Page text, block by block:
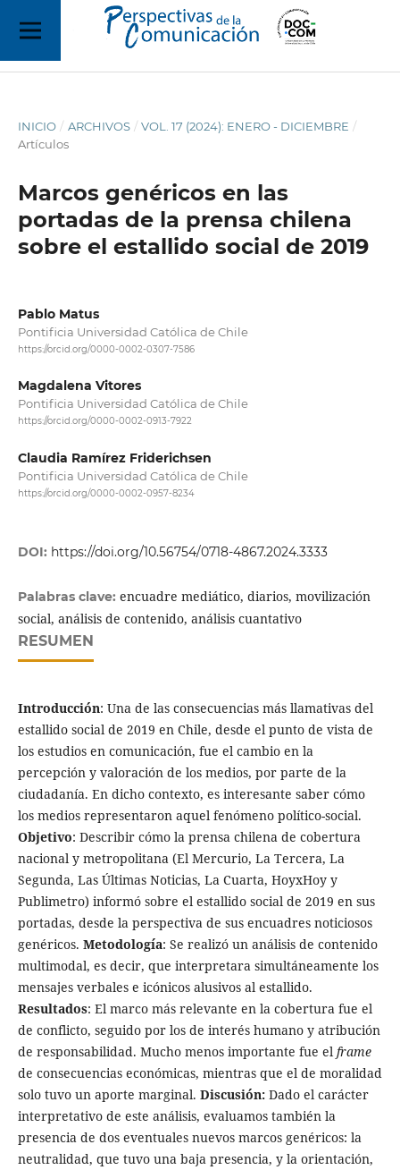
INICIO / ARCHIVOS / VOL. 17 (2024): ENERO - DICIEMBRE /
Artículos
Marcos genéricos en las
portadas de la prensa chilena
sobre el estallido social de 2019
Pablo Matus
Pontificia Universidad Católica de Chile
https://orcid.org/0000-0002-0307-7586
Magdalena Vitores
Pontificia Universidad Católica de Chile
https://orcid.org/0000-0002-0913-7922
Claudia Ramírez Friderichsen
Pontificia Universidad Católica de Chile
https://orcid.org/0000-0002-0957-8234
DOI: https://doi.org/10.56754/0718-4867.2024.3333
Palabras clave: encuadre mediático, diarios, movilización
social, análisis de contenido, análisis cuantativo
RESUMEN
Introducción: Una de las consecuencias más llamativas del
estallido social de 2019 en Chile, desde el punto de vista de
los estudios en comunicación, fue el cambio en la
percepción y valoración de los medios, por parte de la
ciudadanía. En dicho contexto, es interesante saber cómo
los medios representaron aquel fenómeno político-social.
Objetivo: Describir cómo la prensa chilena de cobertura
nacional y metropolitana (El Mercurio, La Tercera, La
Segunda, Las Últimas Noticias, La Cuarta, HoyxHoy y
Publimetro) informó sobre el estallido social de 2019 en sus
portadas, desde la perspectiva de sus encuadres noticiosos
genéricos. Metodología: Se realizó un análisis de contenido
multimodal, es decir, que interpretara simultáneamente los
mensajes verbales e icónicos alusivos al estallido.
Resultados: El marco más relevante en la cobertura fue el
de conflicto, seguido por los de interés humano y atribución
de responsabilidad. Mucho menos importante fue el frame
de consecuencias económicas, mientras que el de moralidad
solo tuvo un aporte marginal. Discusión: Dado el carácter
interpretativo de este análisis, evaluamos también la
presencia de dos eventuales nuevos marcos genéricos: la
neutralidad, que tuvo una baja presencia, y la orientación,